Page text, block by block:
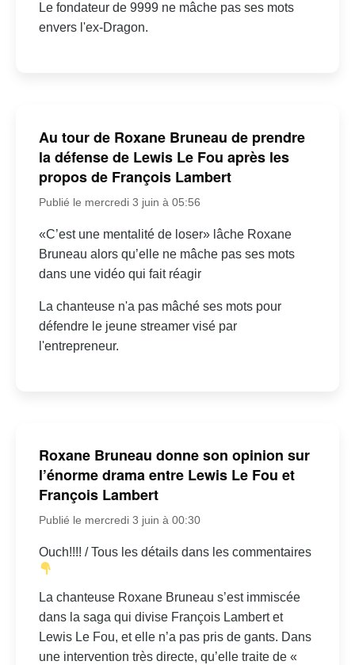
Le fondateur de 9999 ne mâche pas ses mots
envers l'ex-Dragon.
Au tour de Roxane Bruneau de prendre
la défense de Lewis Le Fou après les
propos de François Lambert
Publié le mercredi 3 juin à 05:56
«C’est une mentalité de loser» lâche Roxane
Bruneau alors qu’elle ne mâche pas ses mots
dans une vidéo qui fait réagir
La chanteuse n'a pas mâché ses mots pour
défendre le jeune streamer visé par
l'entrepreneur.
Roxane Bruneau donne son opinion sur
l’énorme drama entre Lewis Le Fou et
François Lambert
Publié le mercredi 3 juin à 00:30
Ouch!!!! / Tous les détails dans les commentaires
La chanteuse Roxane Bruneau s’est immiscée
dans la saga qui divise François Lambert et
Lewis Le Fou, et elle n’a pas pris de gants. Dans
une intervention très directe, qu’elle traite de «